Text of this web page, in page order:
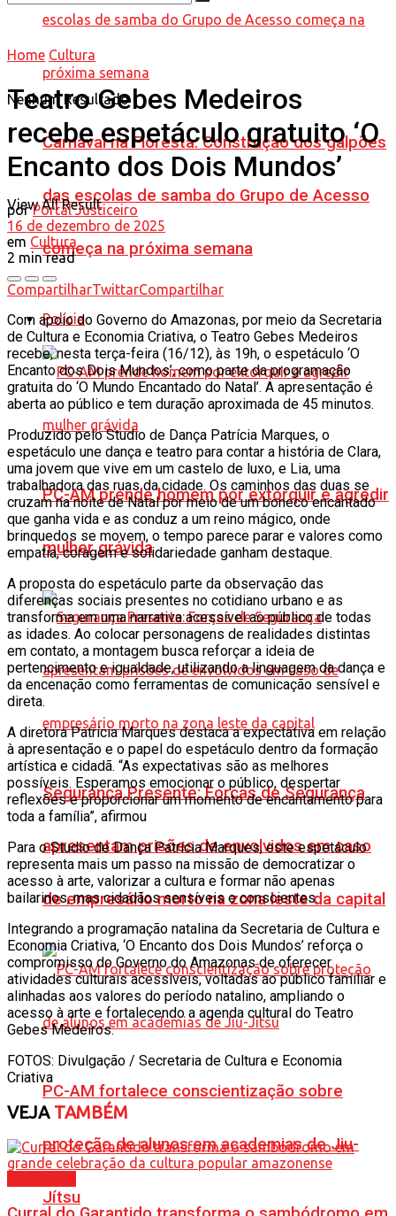
Carnaval na Floresta: Construção dos galpões
das escolas de samba do Grupo de Acesso
começa na próxima semana
Polícia
PC-AM prende homem por extorquir e agredir
mulher grávida
Segurança Presente: Forças de Segurança
apresentam prisões de envolvidos em caso
de empresário morto na zona leste da capital
PC-AM fortalece conscientização sobre
proteção de alunos em academias de Jiu-
Jítsu
Nenhum Resultado
View All Result
Home Cultura
Teatro Gebes Medeiros
recebe espetáculo gratuito ‘O
Encanto dos Dois Mundos’
por Portal Justiceiro
16 de dezembro de 2025
em Cultura
2 min read
CompartilharTwittarCompartilhar
Com apoio do Governo do Amazonas, por meio da Secretaria
de Cultura e Economia Criativa, o Teatro Gebes Medeiros
recebe, nesta terça-feira (16/12), às 19h, o espetáculo ‘O
Encanto dos Dois Mundos’, como parte da programação
gratuita do ‘O Mundo Encantado do Natal’. A apresentação é
aberta ao público e tem duração aproximada de 45 minutos.
Produzido pelo Studio de Dança Patrícia Marques, o
espetáculo une dança e teatro para contar a história de Clara,
uma jovem que vive em um castelo de luxo, e Lia, uma
trabalhadora das ruas da cidade. Os caminhos das duas se
cruzam na noite de Natal por meio de um boneco encantado
que ganha vida e as conduz a um reino mágico, onde
brinquedos se movem, o tempo parece parar e valores como
empatia, coragem e solidariedade ganham destaque.
A proposta do espetáculo parte da observação das
diferenças sociais presentes no cotidiano urbano e as
transforma em uma narrativa acessível ao público de todas
as idades. Ao colocar personagens de realidades distintas
em contato, a montagem busca reforçar a ideia de
pertencimento e igualdade, utilizando a linguagem da dança e
da encenação como ferramentas de comunicação sensível e
direta.
A diretora Patrícia Marques destaca a expectativa em relação
à apresentação e o papel do espetáculo dentro da formação
artística e cidadã. “As expectativas são as melhores
possíveis. Esperamos emocionar o público, despertar
reflexões e proporcionar um momento de encantamento para
toda a família”, afirmou
Para o Studio de Dança Patrícia Marques, este espetáculo
representa mais um passo na missão de democratizar o
acesso à arte, valorizar a cultura e formar não apenas
bailarinos, mas cidadãos sensíveis e conscientes.
Integrando a programação natalina da Secretaria de Cultura e
Economia Criativa, ‘O Encanto dos Dois Mundos’ reforça o
compromisso do Governo do Amazonas de oferecer
atividades culturais acessíveis, voltadas ao público familiar e
alinhadas aos valores do período natalino, ampliando o
acesso à arte e fortalecendo a agenda cultural do Teatro
Gebes Medeiros.
FOTOS: Divulgação / Secretaria de Cultura e Economia
Criativa
VEJATAMBÉM